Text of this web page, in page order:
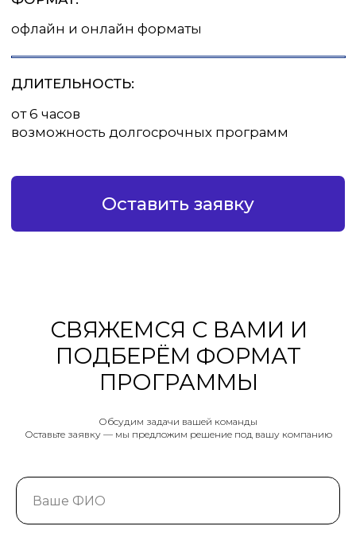
Обсудим задачи вашей команды
Оставьте заявку — мы предложим решение под вашу компанию